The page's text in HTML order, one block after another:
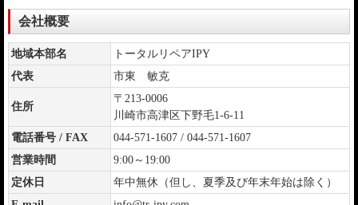
会社概要
地域本部名
トータルリペアIPY
代表
市東 敏克
住所
〒213-0006
川崎市高津区下野毛1-6-11
電話番号 / FAX
044-571-1607 / 044-571-1607
営業時間
9:00～19:00
定休日
年中無休（但し、夏季及び年末年始は除く）